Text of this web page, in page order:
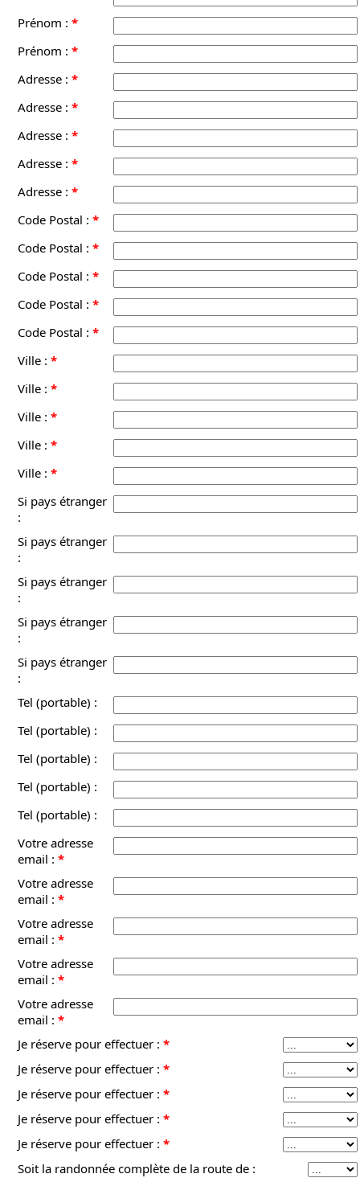
Prénom :*
Prénom :*
Adresse :*
Adresse :*
Adresse :*
Adresse :*
Adresse :*
Code Postal :*
Code Postal :*
Code Postal :*
Code Postal :*
Code Postal :*
Ville :*
Ville :*
Ville :*
Ville :*
Ville :*
Si pays étranger
:
Si pays étranger
:
Si pays étranger
:
Si pays étranger
:
Si pays étranger
:
Tel (portable) :
Tel (portable) :
Tel (portable) :
Tel (portable) :
Tel (portable) :
Votre adresse
email :*
Votre adresse
email :*
Votre adresse
email :*
Votre adresse
email :*
Votre adresse
email :*
Je réserve pour effectuer :*
Je réserve pour effectuer :*
Je réserve pour effectuer :*
Je réserve pour effectuer :*
Je réserve pour effectuer :*
Soit la randonnée complète de la route de :